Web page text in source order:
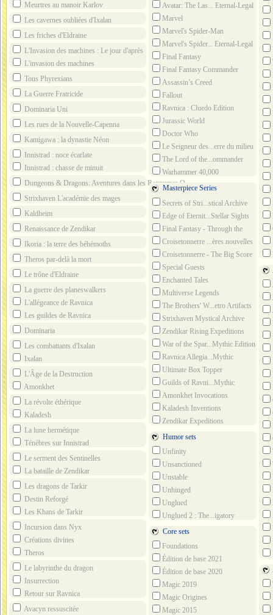
Meurtres au manoir Karlov
Les cavernes oubliées d'Ixalan
Les friches d'Eldraine
L'Invasion des machines : Le jour d'après
L'invasion des machines
Tous Phyrexians
La Guerre Fratricide
Dominaria Uni
Les rues de la Nouvelle-Capenna
Kamigawa : la dynastie Néon
Innistrad : noce écarlate
Innistrad : chasse de minuit
Dungeons & Dragons: Aventures dans les Royaumes Oubliés
Strixhaven L'académie des mages
Kaldheim
Renaissance de Zendikar
Ikoria : la terre des béhémoths
Theros par-delà la mort
Le trône d'Eldraine
La guerre des planeswalkers
L'allégeance de Ravnica
Les guildes de Ravnica
Dominaria
Les combattants d'Ixalan
Ixalan
L'Âge de la Destruction
Amonkhet
La révolte éthérique
Kaladesh
La lune hermétique
Ténèbres sur Innistrad
Le serment des Sentinelles
La bataille de Zendikar
Les dragons de Tarkir
Destin Reforgé
Les Khans de Tarkir
Incursion dans Nyx
Créations divines
Theros
Le labyrinthe du dragon
Insurrection
Retour sur Ravnica
Avacyn ressuscitée
Avatar: The Las... Eternal-Legal
Marvel
Marvel's Spider-Man
Marvel's Spider... Eternal-Legal
Final Fantasy
Final Fantasy Commander
DecksAssassin’s Creed
Fallout
Ravnica : Cluedo Edition
Jurassic World
Doctor Who
Le Seigneur des...erre du milieu
The Lord of the...ommander
DecksWarhammer 40,000
Masterpiece Series
Secrets of Stri...stical Archive
Edge of Eternit...Stellar Sights
Final Fantasy - Through the
AgesCroisetonnerre ...ères nouvelles
Croisetonnerre - The Big Score
Special Guests
Enchanted Tales
Multiverse Legends
The Brothers' W...etro Artifacts
Strixhaven Mystical Archive
Zendikar Rising Expeditions
War of the Spar...Mythic Edition
Ravnica Allegia...Mythic
EditionUltimate Box Topper
Guilds of Ravni...Mythic
EditionAmonkhet Invocations
Kaladesh Inventions
Zendikar Expeditions
Humor sets
Unfinity
Unsanctioned
Unstable
Unhinged
Unglued
Unglued 2 : The...igatory
Core sets
Foundations
Édition de base 2021
Édition de base 2020
Magic 2019
Magic Origines
Magic 2015